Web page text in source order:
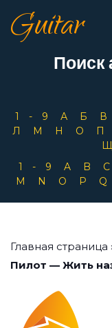
Guitar
Поиск
1-9 А Б В
Л
М Н О П
1-9
A B
M
N O P Q
Главная страница
Пилот — Жить